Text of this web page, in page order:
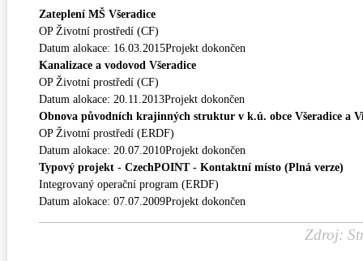
Zateplení MŠ Všeradice
OP Životní prostředí (CF)
Datum alokace: 16.03.2015Projekt dokončen
Kanalizace a vodovod Všeradice
OP Životní prostředí (CF)
Datum alokace: 20.11.2013Projekt dokončen
Obnova původních krajinných struktur v k.ú. obce Všeradice a
OP Životní prostředí (ERDF)
Datum alokace: 20.07.2010Projekt dokončen
Typový projekt - CzechPOINT - Kontaktní místo (Plná verze)
Integrovaný operační program (ERDF)
Datum alokace: 07.07.2009Projekt dokončen
Zdroj: